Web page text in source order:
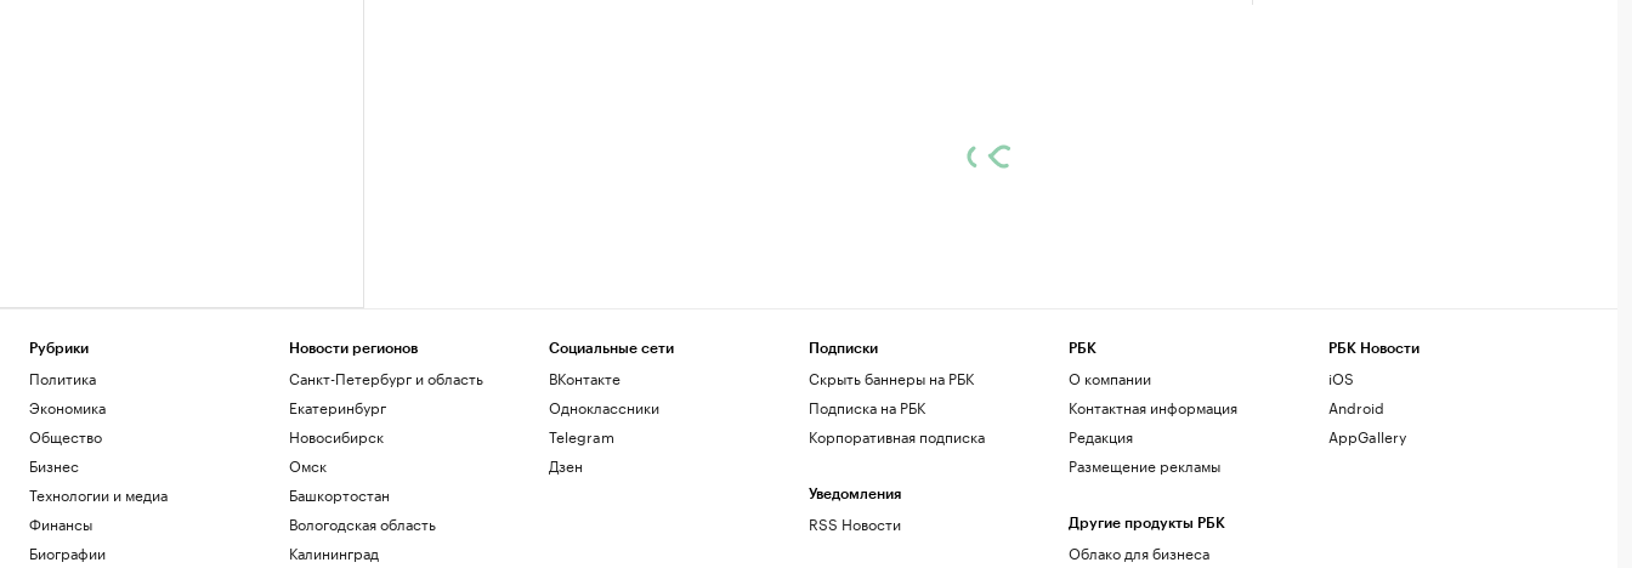
Рубрики
Политика
Экономика
Общество
Бизнес
Технологии и медиа
Финансы
Биографии
Новости регионов
Санкт-Петербург и область
Екатеринбург
Новосибирск
Омск
Башкортостан
Вологодская область
Калининград
Социальные сети
ВКонтакте
Одноклассники
Telegram
Дзен
Подписки
Скрыть баннеры на РБК
Подписка на РБК
Корпоративная подписка
Уведомления
RSS Новости
РБК
О компании
Контактная информация
Редакция
Размещение рекламы
Другие продукты РБК
Облако для бизнеса
РБК Новости
iOS
Android
AppGallery